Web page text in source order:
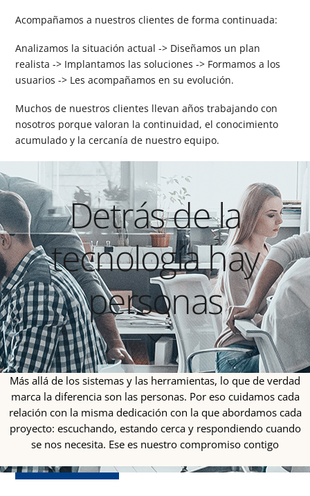
Acompañamos a nuestros clientes de forma continuada:
Analizamos la situación actual -> Diseñamos un plan
realista -> Implantamos las soluciones -> Formamos a los
usuarios -> Les acompañamos en su evolución.
Muchos de nuestros clientes llevan años trabajando con
nosotros porque valoran la continuidad, el conocimiento
acumulado y la cercanía de nuestro equipo.
Detrás de la
tecnología hay
personas
Más allá de los sistemas y las herramientas, lo que de verdad
marca la diferencia son las personas. Por eso cuidamos cada
relación con la misma dedicación con la que abordamos cada
proyecto: escuchando, estando cerca y respondiendo cuando
se nos necesita. Ese es nuestro compromiso contigo